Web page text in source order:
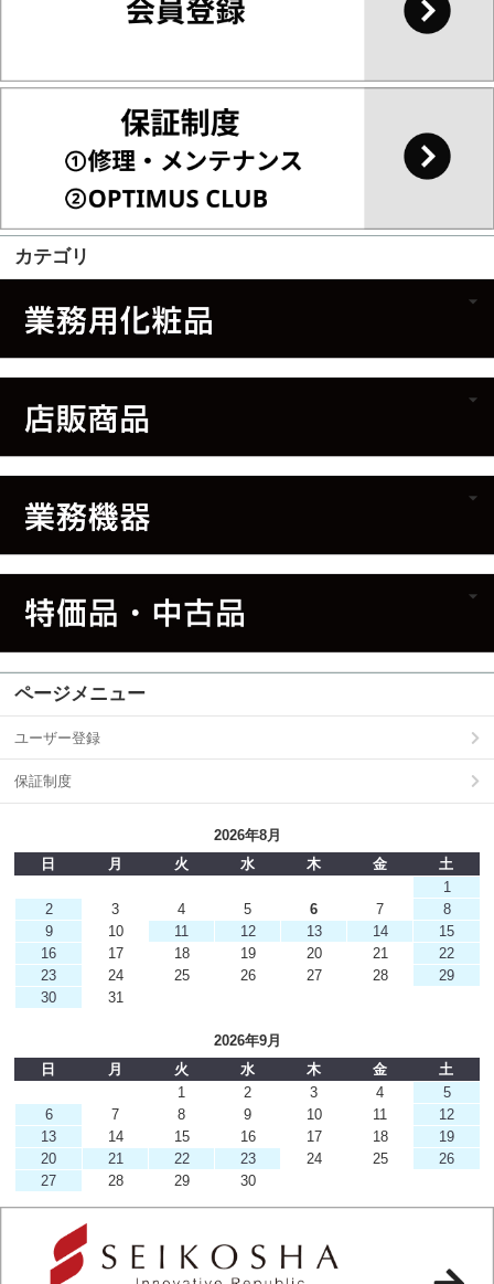
カテゴリ
ページメニュー
ユーザー登録
保証制度
2026年8月
日
月 火 水 木 金
土
1
2
3 4 5 6 7
8
9
10 11 12 13 14
15
16
17 18 19 20 21
22
23
24 25 26 27 28
29
30
31
2026年9月
日
月 火 水 木 金
土
1
2 3 4
5
6
7 8 9 10 11
12
13
14 15 16 17 18
19
20
21 22 23 24 25
26
27
28 29 30